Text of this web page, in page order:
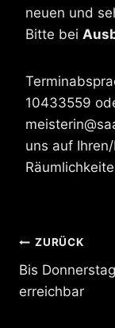
neuen und
Bitte bei
10433559
uns auf
ZURÜCK
Bis Donnerstag
erreichbar